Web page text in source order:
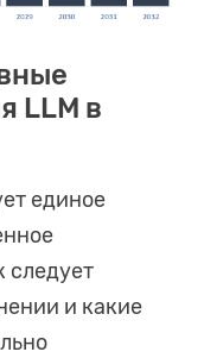
LLM в
единое
следует
и какие